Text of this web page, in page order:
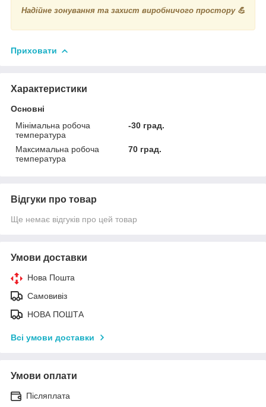
Надійне зонування та захист виробничого простору 💪
Приховати
Характеристики
Основні
Мінімальна робоча
температура
-30 град.
Максимальна робоча
температура
70 град.
Відгуки про товар
Ще немає відгуків про цей товар
Умови доставки
Нова Пошта
Самовивіз
НОВА ПОШТА
Всі умови доставки
Умови оплати
Післяплата